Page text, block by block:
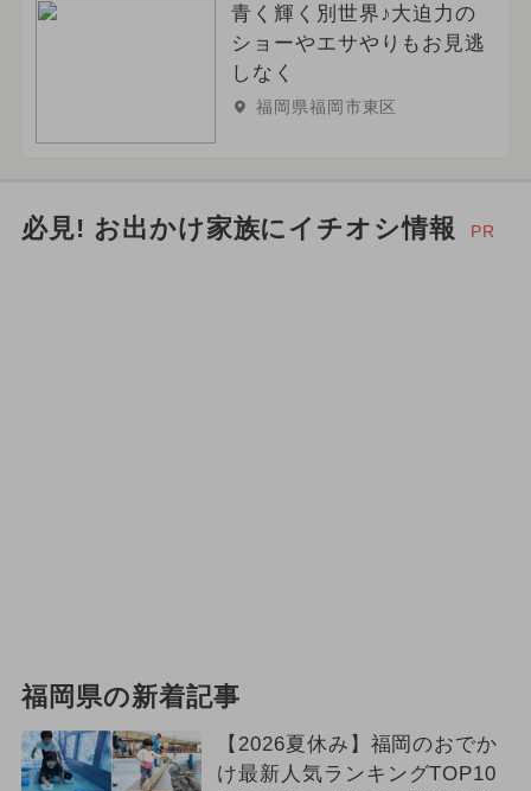
青く輝く別世界♪大迫力の
ショーやエサやりもお見逃
しなく
福岡県福岡市東区
必見! お出かけ家族にイチオシ情報 PR
福岡県の新着記事
【2026夏休み】福岡のおでか
け最新人気ランキングTOP10